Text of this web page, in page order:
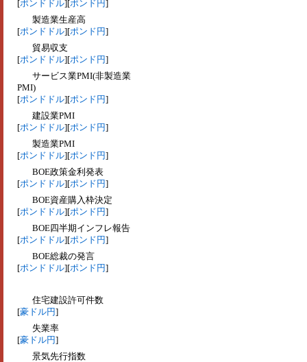
[ポンドドル][ポンド円]
製造業生産高
[ポンドドル][ポンド円]
貿易収支
[ポンドドル][ポンド円]
サービス業PMI(非製造業
PMI)
[ポンドドル][ポンド円]
建設業PMI
[ポンドドル][ポンド円]
製造業PMI
[ポンドドル][ポンド円]
BOE政策金利発表
[ポンドドル][ポンド円]
BOE資産購入枠決定
[ポンドドル][ポンド円]
BOE四半期インフレ報告
[ポンドドル][ポンド円]
BOE総裁の発言
[ポンドドル][ポンド円]
住宅建設許可件数
[豪ドル円]
失業率
[豪ドル円]
景気先行指数